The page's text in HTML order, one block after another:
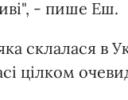
- пише Еш.
склалася в
цілком